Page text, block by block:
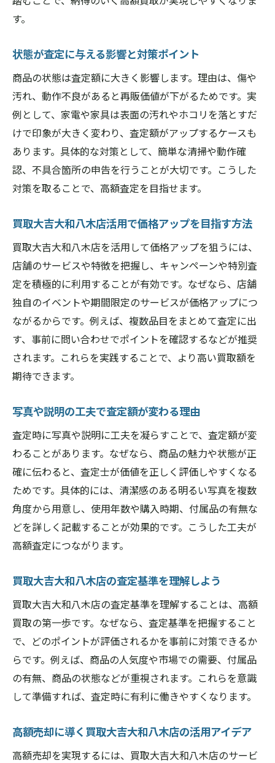
買取大吉大和八木店で出張買取を依頼する
信頼できる業者で納得の高価買取を実現
指す秘訣
信頼感が高価買取につながる理由を解説
買取大吉大和八木店の誠実な査定が選ばれ
る理由
高価買取を実現するための信頼性チェック
ポイント
の価値
納得できる高価買取を実現するための工夫
す。
状態が査定に与える影響と対策ポイント
商品の状態は査定額に大きく影響します。理由は、傷や
汚れ、動作不良があると再販価値が下がるためです。実
例として、家電や家具は表面の汚れやホコリを落とすだ
けで印象が大きく変わり、査定額がアップするケースも
あります。具体的な対策として、簡単な清掃や動作確
認、不具合箇所の申告を行うことが大切です。こうした
対策を取ることで、高額査定を目指せます。
買取大吉大和八木店活用で価格アップを目指す方法
買取大吉大和八木店を活用して価格アップを狙うには、
店舗のサービスや特徴を把握し、キャンペーンや特別査
定を積極的に利用することが有効です。なぜなら、店舗
独自のイベントや期間限定のサービスが価格アップにつ
ながるからです。例えば、複数品目をまとめて査定に出
す、事前に問い合わせでポイントを確認するなどが推奨
されます。これらを実践することで、より高い買取額を
期待できます。
写真や説明の工夫で査定額が変わる理由
査定時に写真や説明に工夫を凝らすことで、査定額が変
わることがあります。なぜなら、商品の魅力や状態が正
確に伝わると、査定士が価値を正しく評価しやすくなる
ためです。具体的には、清潔感のある明るい写真を複数
角度から用意し、使用年数や購入時期、付属品の有無な
どを詳しく記載することが効果的です。こうした工夫が
高額査定につながります。
買取大吉大和八木店の査定基準を理解しよう
買取大吉大和八木店の査定基準を理解することは、高額
買取の第一歩です。なぜなら、査定基準を把握すること
で、どのポイントが評価されるかを事前に対策できるか
らです。例えば、商品の人気度や市場での需要、付属品
の有無、商品の状態などが重視されます。これらを意識
して準備すれば、査定時に有利に働きやすくなります。
高額売却に導く買取大吉大和八木店の活用アイデア
高額売却を実現するには、買取大吉大和八木店のサービ